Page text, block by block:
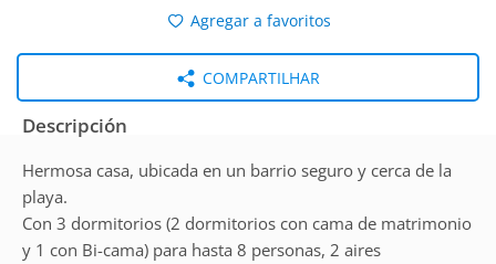
Agregar a favoritos
COMPARTILHAR
Descripción
Hermosa casa, ubicada en un barrio seguro y cerca de la
playa.
Con 3 dormitorios (2 dormitorios con cama de matrimonio
y 1 con Bi-cama) para hasta 8 personas, 2 aires